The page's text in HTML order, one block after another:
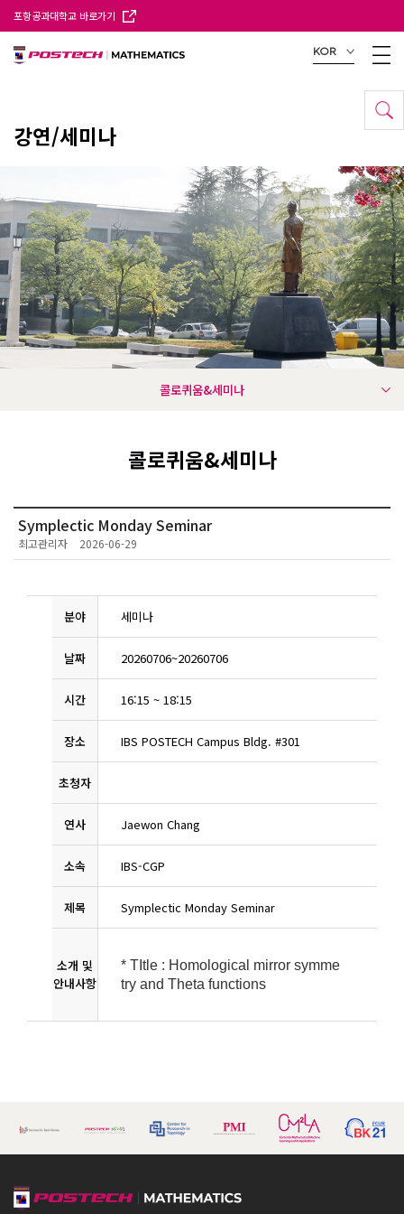
포항공과대학교 바로가기
KOR
강연/세미나
콜로퀴움&세미나
콜로퀴움&세미나
Symplectic Monday Seminar
최고관리자 2026-06-29
분야 세미나
날짜 20260706~20260706
시간 16:15 ~ 18:15
장소 IBS POSTECH Campus Bldg. #301
초청자
연사 Jaewon Chang
소속 IBS-CGP
제목 Symplectic Monday Seminar
소개 및
안내사항
* TItle : Homological mirror symme
try and Theta functions